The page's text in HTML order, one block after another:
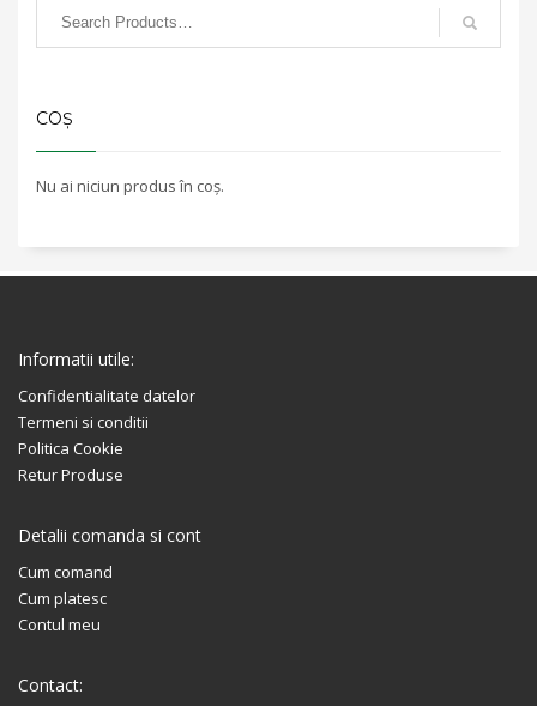
COȘ
Nu ai niciun produs în coș.
Informatii utile:
Confidentialitate datelor
Termeni si conditii
Politica Cookie
Retur Produse
Detalii comanda si cont
Cum comand
Cum platesc
Contul meu
Contact: